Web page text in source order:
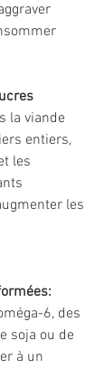
la viande
entiers,
les
les
6, des
soja ou de
à un